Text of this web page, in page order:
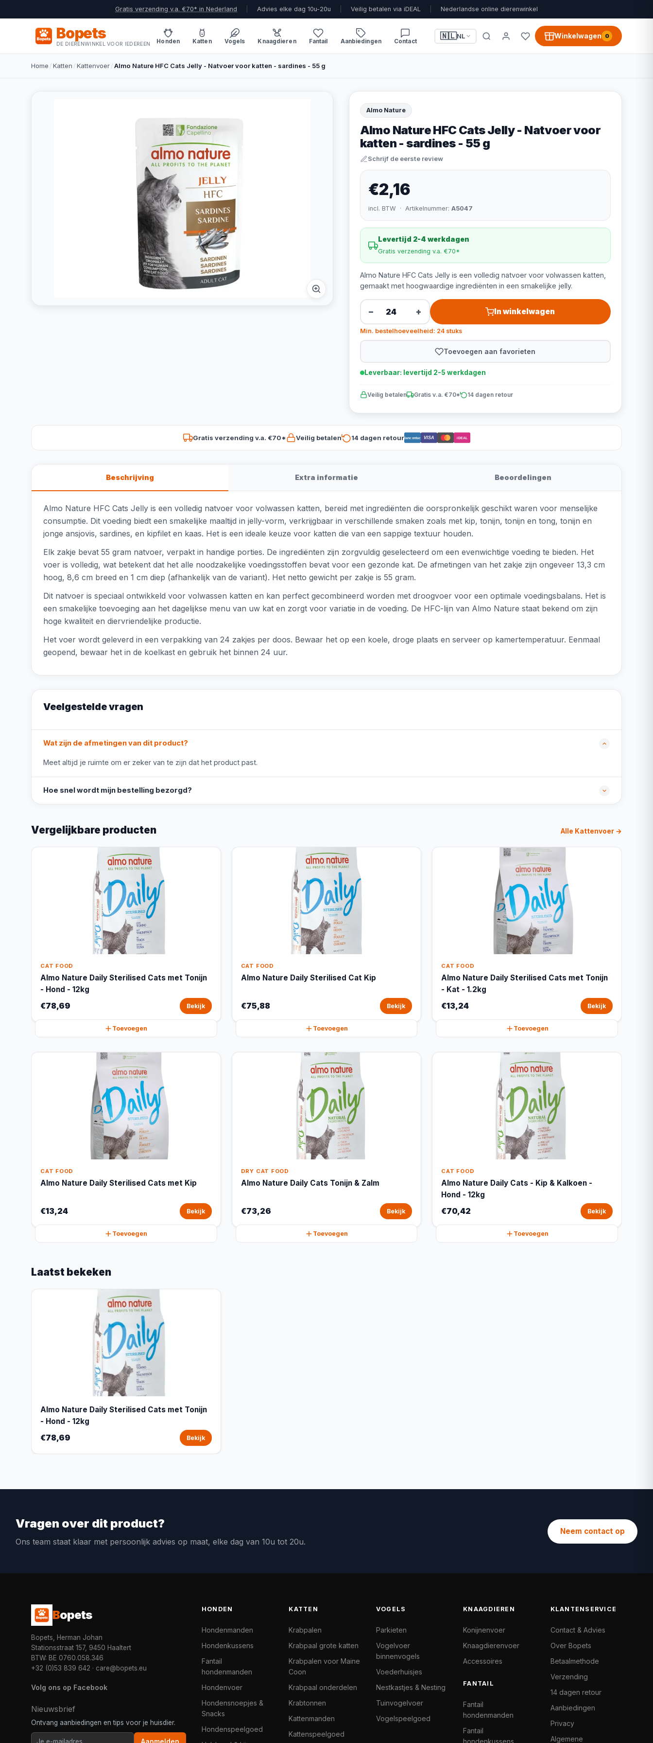
Gratis verzending v.a. €70* in Nederland Advies elke dag 10u-20u Veilig betalen via iDEAL Nederlandse online dierenwinkel
Bopets
DE DIERENWINKEL VOOR IEDEREEN Honden Katten Vogels Knaagdieren Fantail Aanbiedingen Contact
🇳🇱NL Winkelwagen 0
Home /Katten /Kattenvoer/Almo Nature HFC Cats Jelly - Natvoer voor katten - sardines - 55 g
Almo Nature
Almo Nature HFC Cats Jelly - Natvoer voor
katten - sardines - 55 g
Schrijf de eerste review
€2,16
incl. BTW · Artikelnummer: A5047
Levertijd 2-4 werkdagen
Gratis verzending v.a. €70*
Almo Nature HFC Cats Jelly is een volledig natvoer voor volwassen katten,
gemaakt met hoogwaardige ingrediënten in een smakelijke jelly.
− + In winkelwagen
Min. bestelhoeveelheid: 24 stuks
Toevoegen aan favorieten
Leverbaar: levertijd 2-5 werkdagen
Veilig betalen Gratis v.a. €70* 14 dagen retour
Gratis verzending v.a. €70* Veilig betalen 14 dagen retourBancontact VISA iDEAL
Beschrijving Extra informatie Beoordelingen
Almo Nature HFC Cats Jelly is een volledig natvoer voor volwassen katten, bereid met ingrediënten die oorspronkelijk geschikt waren voor menselijke
consumptie. Dit voeding biedt een smakelijke maaltijd in jelly-vorm, verkrijgbaar in verschillende smaken zoals met kip, tonijn, tonijn en tong, tonijn en
jonge ansjovis, sardines, en kipfilet en kaas. Het is een ideale keuze voor katten die van een sappige textuur houden.
Elk zakje bevat 55 gram natvoer, verpakt in handige porties. De ingrediënten zijn zorgvuldig geselecteerd om een evenwichtige voeding te bieden. Het
voer is volledig, wat betekent dat het alle noodzakelijke voedingsstoffen bevat voor een gezonde kat. De afmetingen van het zakje zijn ongeveer 13,3 cm
hoog, 8,6 cm breed en 1 cm diep (afhankelijk van de variant). Het netto gewicht per zakje is 55 gram.
Dit natvoer is speciaal ontwikkeld voor volwassen katten en kan perfect gecombineerd worden met droogvoer voor een optimale voedingsbalans. Het is
een smakelijke toevoeging aan het dagelijkse menu van uw kat en zorgt voor variatie in de voeding. De HFC-lijn van Almo Nature staat bekend om zijn
hoge kwaliteit en diervriendelijke productie.
Het voer wordt geleverd in een verpakking van 24 zakjes per doos. Bewaar het op een koele, droge plaats en serveer op kamertemperatuur. Eenmaal
geopend, bewaar het in de koelkast en gebruik het binnen 24 uur.
Veelgestelde vragen
Wat zijn de afmetingen van dit product?
Meet altijd je ruimte om er zeker van te zijn dat het product past.
Hoe snel wordt mijn bestelling bezorgd?
Vergelijkbare producten Alle Kattenvoer →
CAT FOOD
Almo Nature Daily Sterilised Cats met Tonijn
- Hond - 12kg
€78,69 Bekijk
Toevoegen
CAT FOOD
Almo Nature Daily Sterilised Cat Kip
€75,88 Bekijk
Toevoegen
CAT FOOD
Almo Nature Daily Sterilised Cats met Tonijn
- Kat - 1.2kg
€13,24 Bekijk
Toevoegen
CAT FOOD
Almo Nature Daily Sterilised Cats met Kip
€13,24 Bekijk
Toevoegen
DRY CAT FOOD
Almo Nature Daily Cats Tonijn & Zalm
€73,26 Bekijk
Toevoegen
CAT FOOD
Almo Nature Daily Cats - Kip & Kalkoen -
Hond - 12kg
€70,42 Bekijk
Toevoegen
Laatst bekeken
Almo Nature Daily Sterilised Cats met Tonijn
- Hond - 12kg
€78,69 Bekijk
Vragen over dit product?
Ons team staat klaar met persoonlijk advies op maat, elke dag van 10u tot 20u.
Neem contact op
Bopets
Bopets, Herman Johan
Stationsstraat 157, 9450 Haaltert
BTW: BE 0760.058.346
+32 (0)53 839 642 · care@bopets.eu
Volg ons op Facebook
Nieuwsbrief
Ontvang aanbiedingen en tips voor je huisdier.
HONDEN
Hondenmanden
Hondenkussens
Fantail
hondenmanden
Hondenvoer
Hondensnoepjes &
Snacks
Hondenspeelgoed
KATTEN
Krabpalen
Krabpaal grote katten
Krabpalen voor Maine
Coon
Krabpaal onderdelen
Krabtonnen
Kattenmanden
Kattenspeelgoed
VOGELS
Parkieten
Vogelvoer
binnenvogels
Voederhuisjes
Nestkastjes & Nesting
Tuinvogelvoer
Vogelspeelgoed
KNAAGDIEREN
Konijnenvoer
Knaagdierenvoer
Accessoires
FANTAIL
Fantail
hondenmanden
Fantail
hondenkussens
KLANTENSERVICE
Contact & Advies
Over Bopets
Betaalmethode
Verzending
14 dagen retour
Aanbiedingen
Privacy
Algemene